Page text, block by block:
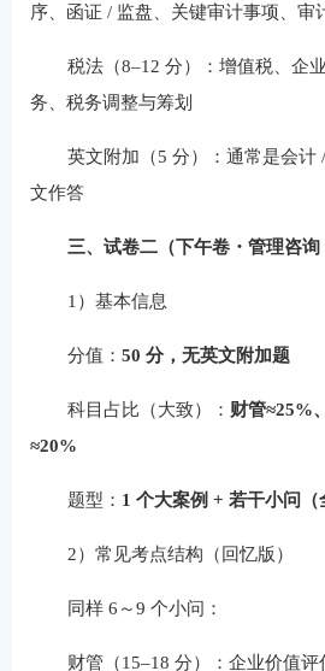
序、函证 / 监盘、关键审计事项、审
税法（8–12 分）：增值税、企
务、税务调整与筹划
英文附加（5 分）：通常是会计
文作答
三、试卷二（下午卷・管理咨询
1）基本信息
分值： 50 分，无英文附加题
科目占比（大致）： 财管≈25%
≈20%
题型： 1 个大案例 + 若干小问（
2）常见考点结构（回忆版）
同样 6～9 个小问：
财管（15–18 分）：企业价值